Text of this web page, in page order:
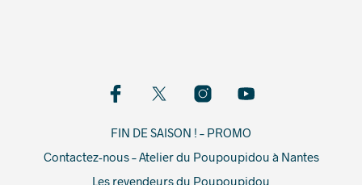
FIN DE SAISON ! – PROMO
Contactez-nous – Atelier du Poupoupidou à Nantes
Les revendeurs du Poupoupidou